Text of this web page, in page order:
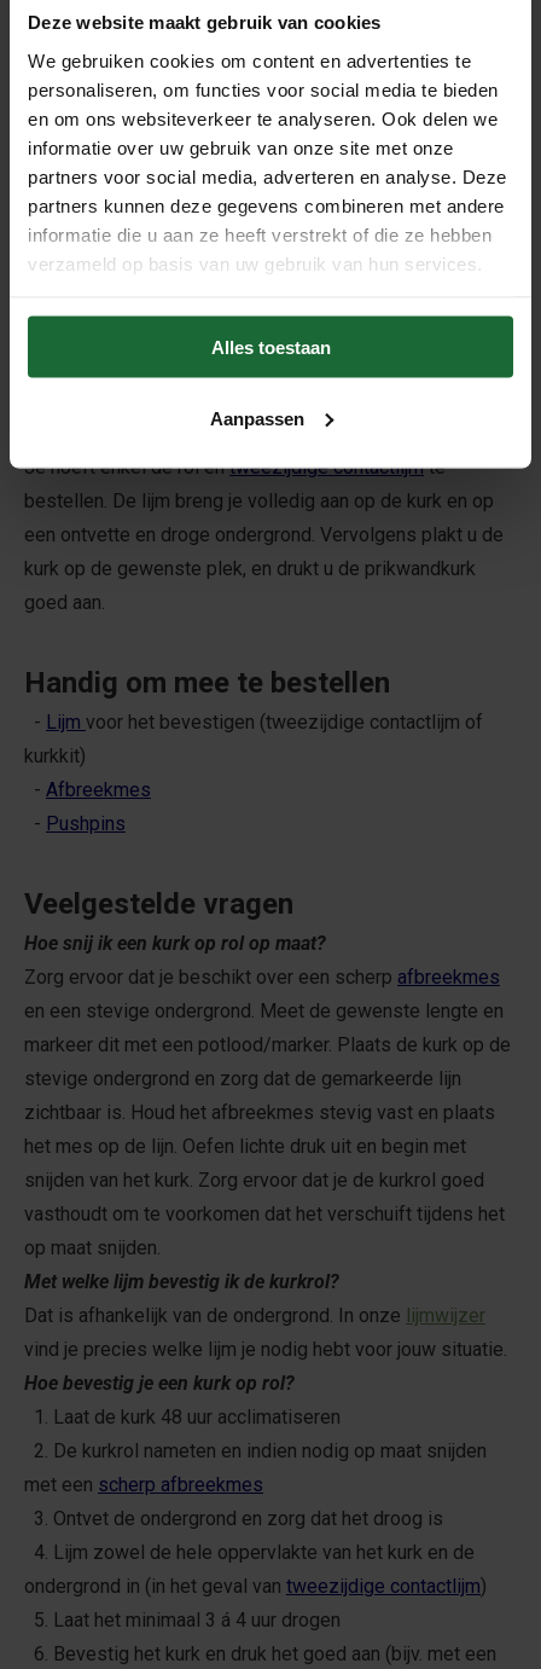
Deze website maakt gebruik van cookies
We gebruiken cookies om content en advertenties te
personaliseren, om functies voor social media te bieden
en om ons websiteverkeer te analyseren. Ook delen we
informatie over uw gebruik van onze site met onze
partners voor social media, adverteren en analyse. Deze
partners kunnen deze gegevens combineren met andere
informatie die u aan ze heeft verstrekt of die ze hebben
verzameld op basis van uw gebruik van hun services.
Alles toestaan
Aanpassen
wordt vaak gebruikt als
klaslokalen of thuis als handige manier om belangrijke
informatie zichtbaar te maken. Vergeet niet ompushpins
te bestellen, zodat de prikwand gelijk gebruikt kan
worden.
Deprikwandkurk op rol is verkrijgbaar in verschillende
afmetingen en diktes, afhankelijk van de behoeften van de
gebruiker. Deze kurk rol is 8mm dik, 100cm breed en 10
Makkelijk te bevestigen
Je hoeft enkel de rol entweezijdige contactlijmte
bestellen. De lijm breng je volledig aan op de kurk en op
een ontvette en droge ondergrond. Vervolgens plakt u de
kurk op de gewenste plek, en drukt u de prikwandkurk
goed aan.
Handig om mee te bestellen
- Lijm voor het bevestigen (tweezijdige contactlijm of
kurkkit)
- Afbreekmes
- Pushpins
Veelgestelde vragen
Hoe snij ik een kurk op rol op maat?
Zorg ervoor dat je beschikt over een scherp afbreekmes
en een stevige ondergrond. Meet de gewenste lengte en
markeer dit met een potlood/marker. Plaats de kurk op de
stevige ondergrond en zorg dat de gemarkeerde lijn
zichtbaar is. Houd het afbreekmes stevig vast en plaats
het mes op de lijn. Oefen lichte druk uit en begin met
snijden van het kurk. Zorg ervoor dat je de kurkrol goed
vasthoudt om te voorkomen dat het verschuift tijdens het
op maat snijden.
Met welke lijm bevestig ik de kurkrol?
Dat is afhankelijk van de ondergrond. In onze lijmwijzer
vind je precies welke lijm je nodig hebt voor jouw situatie.
Hoe bevestig je een kurk op rol?
1. Laat de kurk 48 uur acclimatiseren
2. De kurkrol nameten en indien nodig op maat snijden
met een scherp afbreekmes
3. Ontvet de ondergrond en zorg dat het droog is
4. Lijm zowel de hele oppervlakte van het kurk en de
ondergrond in (in het geval van tweezijdige contactlijm)
5. Laat het minimaal 3 á 4 uur drogen
6. Bevestig het kurk en druk het goed aan (bijv. met een